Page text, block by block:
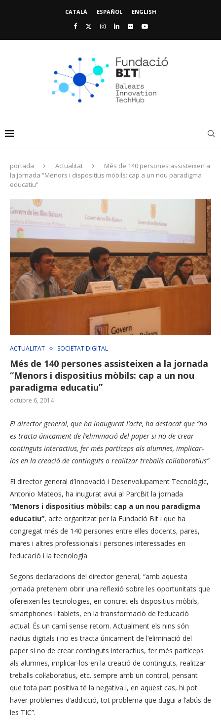
CATALÀ ESPAÑOL ENGLISH
portada Actualitat
Més de 140 persones assisteixen a
la jornada “Menors i dispositius mòbils: cap a un nou paradigma
educatiu”
ACTUALITAT SOCIETAT DIGITAL
Més de 140 persones assisteixen a la jornada
“Menors i dispositius mòbils: cap a un nou
paradigma educatiu”
octubre 6, 2014
El director general, que ha inaugurat l’acte, ha destacat que “no
es tracta únicament de l’eliminació del paper si no de crear
continguts interactius, fer més partíceps als alumnes, implicar-
los en la creació de continguts o realitzar treballs col·laboratius”
El director general d’Innovació i Desenvolupament Tecnològic,
Antonio Mateos, ha inugurat avui al ParcBit la jornada
“Menors i dispositius mòbils: cap a un nou paradigma
educatiu”, acte organitzat per la Fundació Bit i que ha
congregat més de 140 persones entre elles docents, pares,
mares i altres professionals i persones interessades en
l’educació i la tecnologia.
Segons declaracions del director general, “amb aquesta
jornada pretenem obrir una reflexió sobre les oportunitats que
ofereixen les tecnologies, en concret els dispositius mòbils,
smartphones i tablets, en la transformació de l’educació
actual. És un camí sense retorn. Actualment els nins són
nadius digitals i no es tracta únicament de l’eliminació del
paper si no de crear continguts interactius, fer més partíceps
als alumnes, implicar-los en la creació de continguts, realitzar
treballs col·laboratius, etc. sempre amb un control, pensant
que tota part positiva té la negativa i, en aquest cas, hi pot
haver problemes d’addicció, tot problema que dugui a l’abús de
les TIC”.